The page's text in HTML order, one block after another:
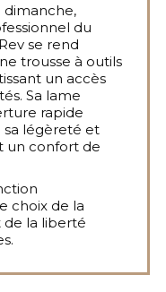
dimanche,
du
se rend
trousse à outils
un accès
Sa lame
rapide
sa légèreté et
un confort de
choix de la
de la liberté